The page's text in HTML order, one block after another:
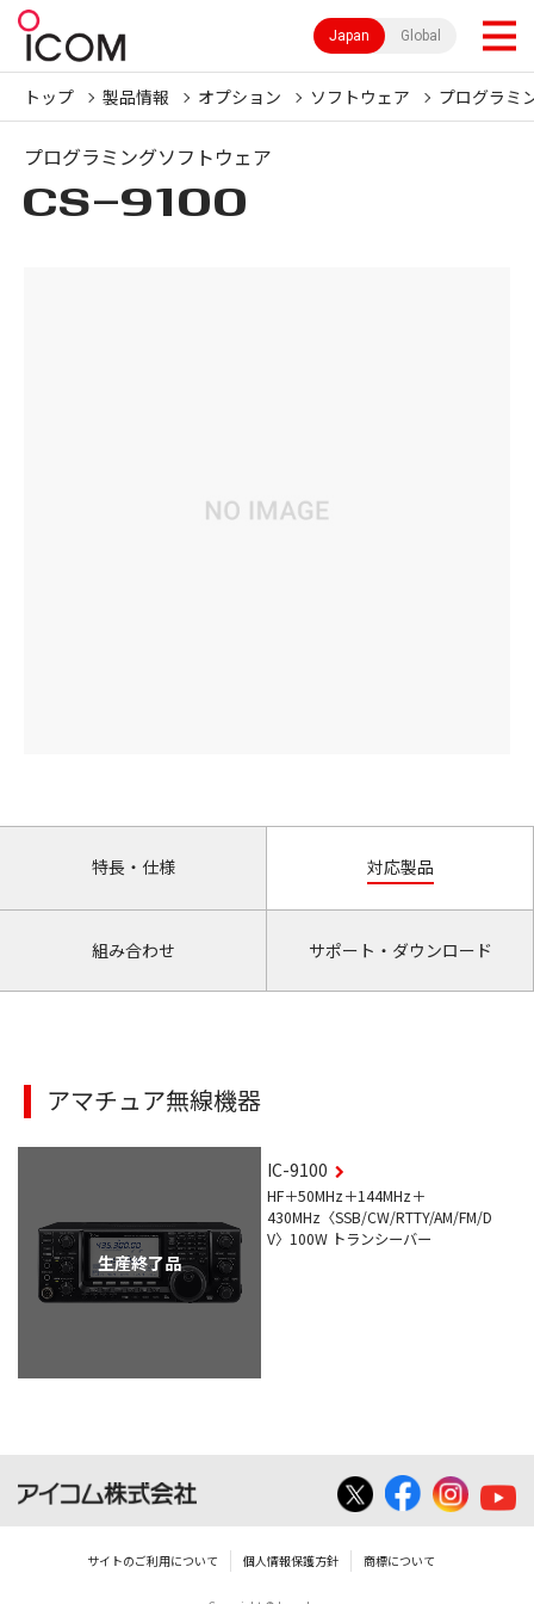
Japan Global
トップ 製品情報 オプション ソフトウェア プログラミ
プログラミングソフトウェア
CS-9100
特長・仕様 対応製品
組み合わせ サポート・ダウンロード
アマチュア無線機器
生産終了品
IC-9100
HF＋50MHz＋144MHz＋
430MHz〈SSB/CW/RTTY/AM/FM/D
V〉100W トランシーバー
サイトのご利用について 個人情報保護方針 商標について